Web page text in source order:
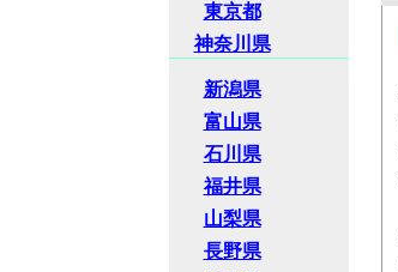
東京都
神奈川県
新潟県
富山県
石川県
福井県
山梨県
長野県